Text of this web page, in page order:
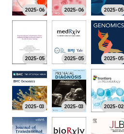
2025-06 2025-06 2025-05
2025-05 2025-05 2025-05
2025-03 2025-03 2025-02